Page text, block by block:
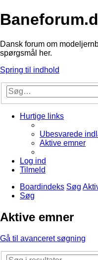
Dansk forum om
spørgsmål her.
Spring til indhold
Hurtige links
Ubesvarede
Aktive emner
Log ind
Tilmeld
Boardindeks Søg
Søg
Aktive emner
Gå til avanceret søgning